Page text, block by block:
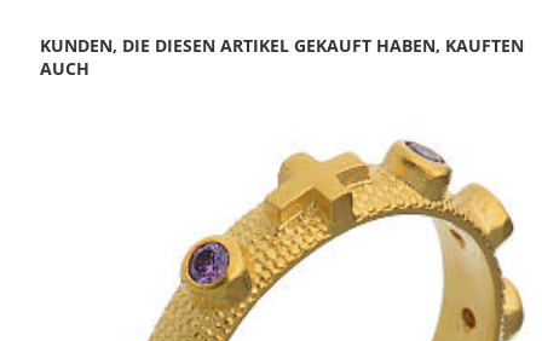
KUNDEN, DIE DIESEN ARTIKEL GEKAUFT HABEN, KAUFTEN
AUCH